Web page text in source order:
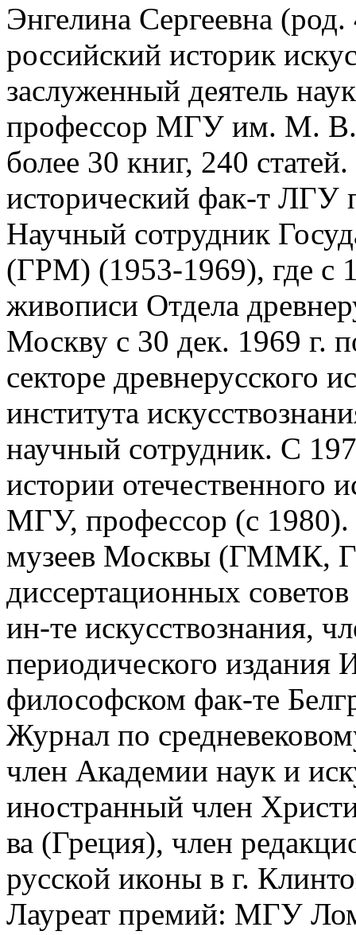
Энгелина Сергеевна
российский историк
заслуженный деятель
профессор МГУ им. М. В.
более 30 книг, 240
исторический фак-т ЛГУ
Научный сотрудник
(ГРМ) (1953-1969), где с
живописи Отдела
Москву с 30 дек. 1969 г.
секторе древнерусского
института
научный сотрудник. С
истории отечественного
МГУ, профессор (с 1980).
музеев Москвы (ГММК,
диссертационных
ин-те искусствознания,
периодического издания
философском фак-те
Журнал по
член Академии наук и
иностранный член
ва (Греция), член
русской иконы в г.
Лауреат премий: МГУ